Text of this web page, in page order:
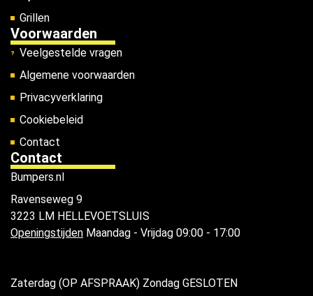
Grillen
Voorwaarden
Veelgestelde vragen
Algemene voorwaarden
Privacyverklaring
Cookiebeleid
Contact
Contact
Bumpers.nl
Ravenseweg 9
3223 LM HELLEVOETSLUIS
Openingstijden Maandag - Vrijdag 09:00 - 17:00
Zaterdag (OP AFSPRAAK) Zondag GESLOTEN